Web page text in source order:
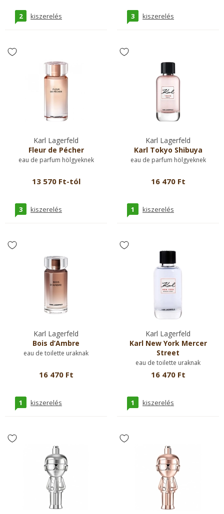
2 kiszerelés 3 kiszerelés
Karl Lagerfeld
Fleur de Pécher
eau de parfum hölgyeknek
13 570 Ft-tól
3 kiszerelés
Karl Lagerfeld
Karl Tokyo Shibuya
eau de parfum hölgyeknek
16 470 Ft
1 kiszerelés
Karl Lagerfeld
Bois d’Ambre
eau de toilette uraknak
16 470 Ft
1 kiszerelés
Karl Lagerfeld
Karl New York Mercer
Street
eau de toilette uraknak
16 470 Ft
1 kiszerelés